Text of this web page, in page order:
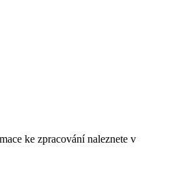
ke zpracování naleznete v